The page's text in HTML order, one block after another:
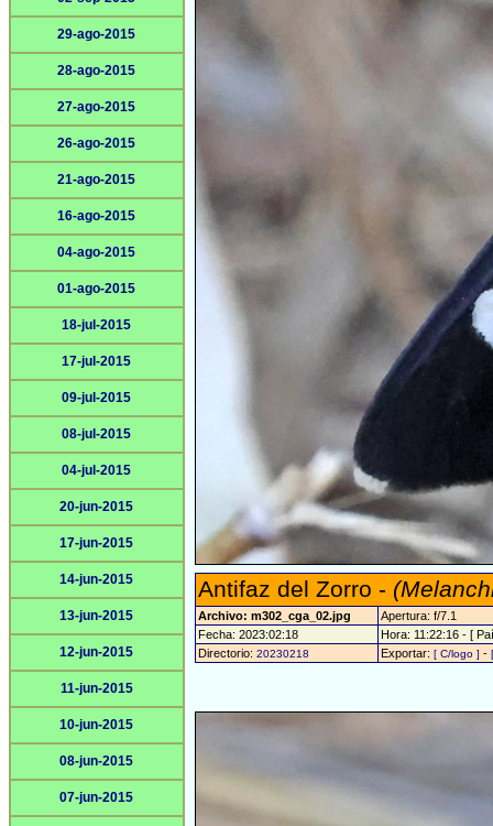
29-ago-2015
28-ago-2015
27-ago-2015
26-ago-2015
21-ago-2015
16-ago-2015
04-ago-2015
01-ago-2015
18-jul-2015
17-jul-2015
09-jul-2015
08-jul-2015
04-jul-2015
20-jun-2015
17-jun-2015
14-jun-2015
13-jun-2015
12-jun-2015
11-jun-2015
10-jun-2015
08-jun-2015
07-jun-2015
Antifaz del Zorro -
Archivo: m302_cga_02.jpg
Apertura: f/7.1
Fecha: 2023:02:18
Hora: 11:22:16 - [
Directorio: 20230218 Exportar: [ C/logo ] -